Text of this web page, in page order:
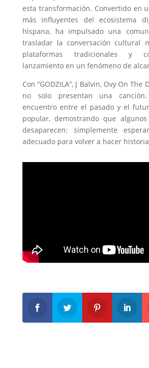
esta transformación. Convertido en
más influyentes del ecosistema
hispana, ha impulsado una
trasladar la conversación cultural
plataformas tradicionales y
lanzamiento en un fenómeno de
Con “GODZILA”, J Balvin, Ovy On The
no solo presentan una
encuentro entre el pasado y el
popular, demostrando que
desaparecen: simplemente
adecuado para volver a hacer